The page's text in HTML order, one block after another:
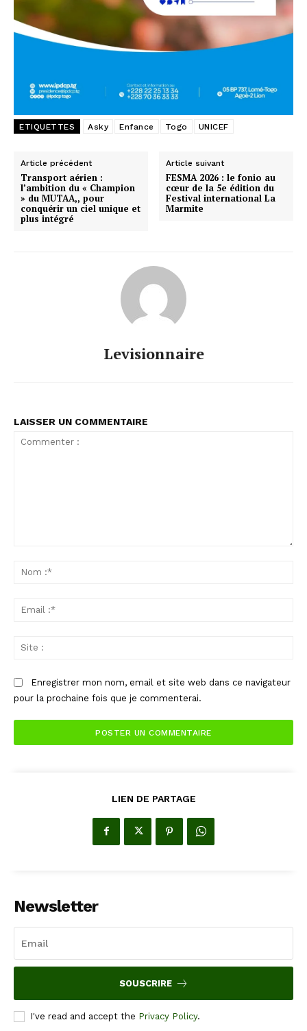
ETIQUETTES Asky Enfance Togo UNICEF
Article précédent
Transport aérien :
l’ambition du « Champion
» du MUTAA,, pour
conquérir un ciel unique et
plus intégré
Article suivant
FESMA 2026 : le fonio au
cœur de la 5e édition du
Festival international La
Marmite
Levisionnaire
LAISSER UN COMMENTAIRE
Enregistrer mon nom, email et site web dans ce navigateur
pour la prochaine fois que je commenterai.
LIEN DE PARTAGE
Newsletter
SOUSCRIRE
I've read and accept the Privacy Policy.